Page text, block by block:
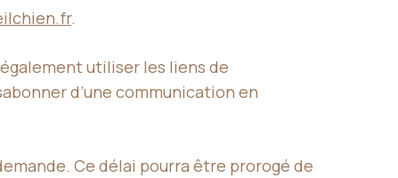
.
utiliser les liens de
d’une communication en
Ce délai pourra être prorogé de